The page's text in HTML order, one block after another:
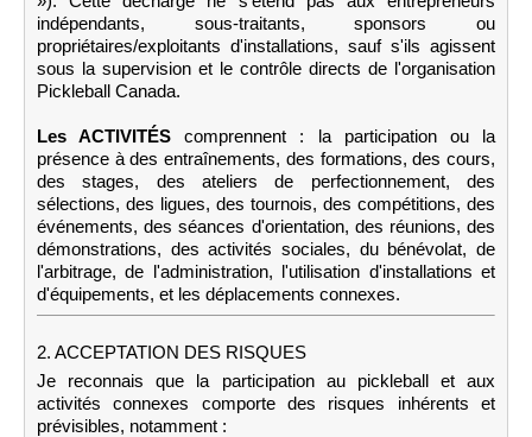
indépendants, sous-traitants, sponsors ou
propriétaires/exploitants d'installations, sauf s'ils agissent
sous la supervision et le contrôle directs de l'organisation
Pickleball Canada.
Les ACTIVITÉScomprennent : la participation ou la
présence à des entraînements, des formations, des cours,
des stages, des ateliers de perfectionnement, des
sélections, des ligues, des tournois, des compétitions, des
événements, des séances d'orientation, des réunions, des
démonstrations, des activités sociales, du bénévolat, de
l'arbitrage, de l'administration, l'utilisation d'installations et
d'équipements, et les déplacements connexes.
2. ACCEPTATION DES RISQUES
Je reconnais que la participation au pickleball et aux
activités connexes comporte des risques inhérents et
prévisibles, notamment :